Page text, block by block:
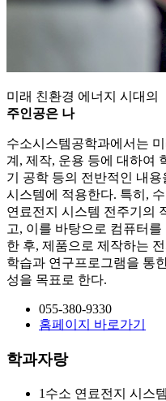
미래 친환경 에너지 시대의
주인공은 나
수소시스템공학과에서는
계, 제작, 운용 등에 대하여
기 공학 등의 전반적인 내
시스템에 적용한다. 특히,
연료전지 시스템 전주기의
고, 이를 바탕으로 컴퓨터
한 후, 제품으로 제작하는
학습과 연구프로그램을 통
성을 목표로 한다.
055-380-9330
홈페이지 바로가기
학과자랑
1 수소 연료전지 시스